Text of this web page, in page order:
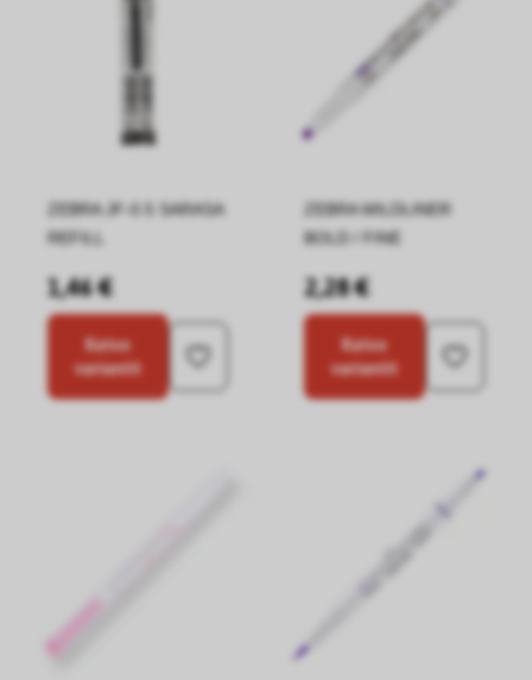
ZEBRA JF-0.5 SARASA
REFILL
1,46 €
Katso
variantit
ZEBRA MILDLINER
BOLD / FINE
2,28 €
Katso
variantit